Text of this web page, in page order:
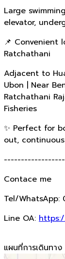
Large
elevator,
📌 Convenient
Ratchathani
Adjacent to
Ubon | Near
Ratchathani
Fisheries
✨ Perfect for
out,
Contace me
Tel/WhatsApp:
Line OA:
แผนที่การเดินทาง